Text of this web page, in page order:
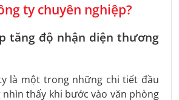
ty chuyên nghiệp?
tăng độ nhận diện thương
là một trong những chi tiết đầu
thấy khi bước vào văn phòng